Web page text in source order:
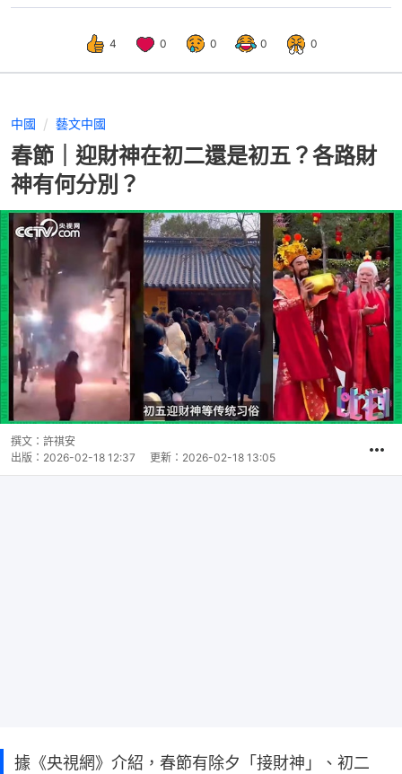
4 0 0 0 0
中國 藝文中國
春節｜迎財神在初二還是初五？各路財
神有何分別？
撰文： 許祺安
出版： 2026-02-18 12:37 更新： 2026-02-18 13:05
據《央視網》介紹，春節有除夕「接財神」、初二